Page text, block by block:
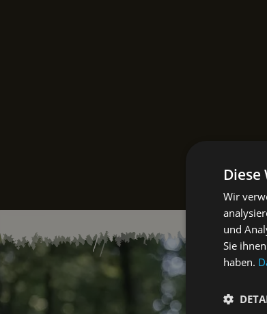
Wir
und
Sie
haben.